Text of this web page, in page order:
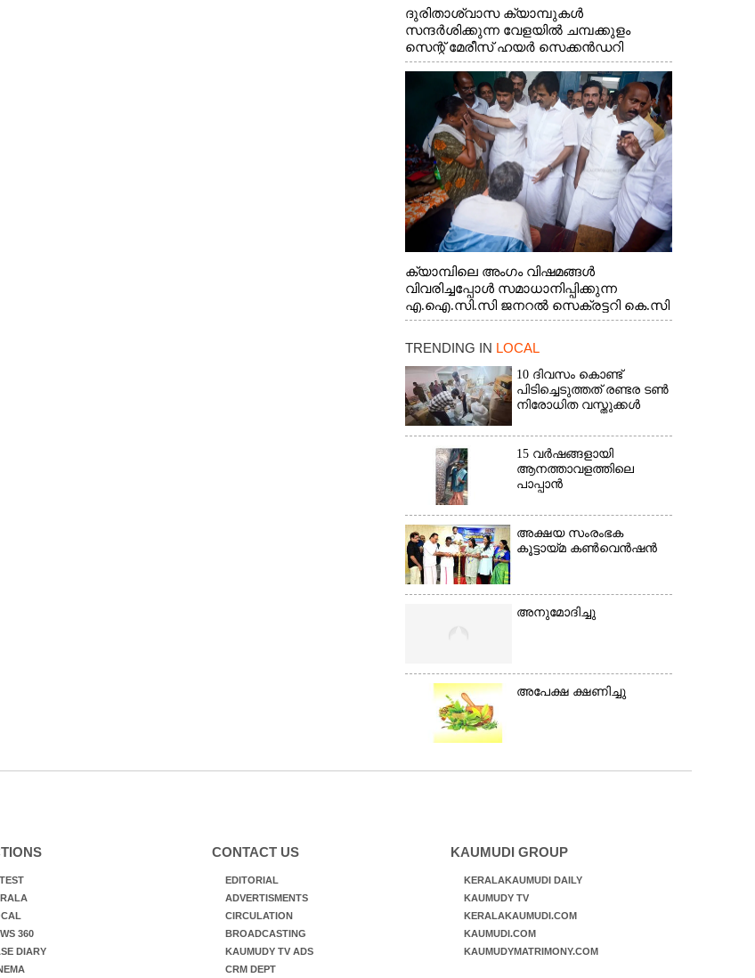
ദുരിതാശ്വാസ ക്യാമ്പുകൾ
സന്ദർശിക്കുന്ന വേളയിൽ ചമ്പക്കുളം
സെന്റ് മേരീസ് ഹയർ സെക്കൻഡറി
സ്കൂളിലെ ക്യാമ്പിലെത്തിയ എ.ഐ.സി.സി
ജനറൽ സെക്രട്ടറി കെ.സി
വേണുഗോപാൽ എം.പി കുരുന്നിനെ
എടുത്ത് ലാളിച്ചപ്പോൾ. സഹകരണ-
എക്സൈസ് വകുപ്പ് മന്ത്രി എം. ലിജു,
കൃഷിവകുപ്പ് മന്ത്രി ടി. സിദ്ദിഖ്, റെജി
ചെറിയാൻ എം. എൽ. എ എന്നിവർ സമീപം
ക്യാമ്പിലെ അംഗം വിഷമങ്ങൾ
വിവരിച്ചപ്പോൾ സമാധാനിപ്പിക്കുന്ന
എ.ഐ.സി.സി ജനറൽ സെക്രട്ടറി കെ.സി
വേണുഗോപാൽ എം.പി. സഹകരണ-
എന്നിവർ
TRENDING IN LOCAL
10 ദിവസം കൊണ്ട്
പിടിച്ചെടുത്തത് രണ്ടര ടൺ
നിരോധിത വസ്തുക്കൾ
15 വർഷങ്ങളായി
ആനത്താവളത്തിലെ
പാപ്പാൻ
അക്ഷയ സംരംഭക
കൂട്ടായ്മ കൺവെൻഷൻ
അനുമോദിച്ചു
അപേക്ഷ ക്ഷണിച്ചു
360
DIARY
CONTACT US
EDITORIAL
ADVERTISMENTS
CIRCULATION
BROADCASTING
KAUMUDY TV ADS
CRM DEPT
KAUMUDI GROUP
KERALAKAUMUDI DAILY
KAUMUDY TV
KERALAKAUMUDI.COM
KAUMUDI.COM
KAUMUDYMATRIMONY.COM